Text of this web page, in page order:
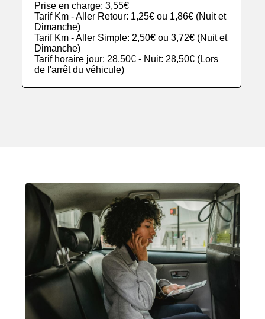
Prise en charge: 3,55€
Tarif Km - Aller Retour: 1,25€ ou 1,86€ (Nuit et
Dimanche)
Tarif Km - Aller Simple: 2,50€ ou 3,72€ (Nuit et
Dimanche)
Tarif horaire jour: 28,50€ - Nuit: 28,50€ (Lors
de l'arrêt du véhicule)